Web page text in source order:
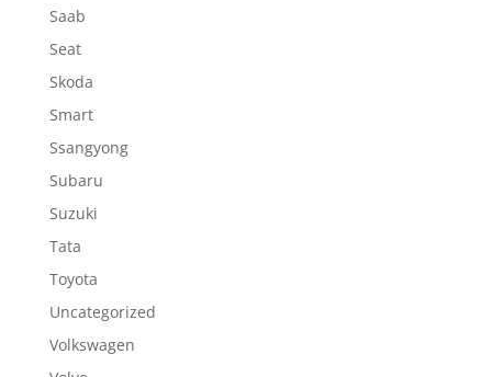
Saab
Seat
Skoda
Smart
Ssangyong
Subaru
Suzuki
Tata
Toyota
Uncategorized
Volkswagen